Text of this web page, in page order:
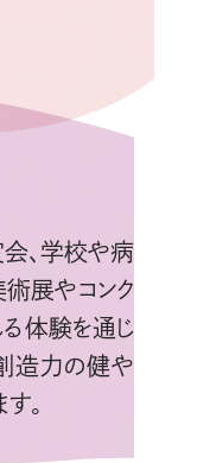
、学校や病
展やコンク
体験を通じ
造力の健や
。